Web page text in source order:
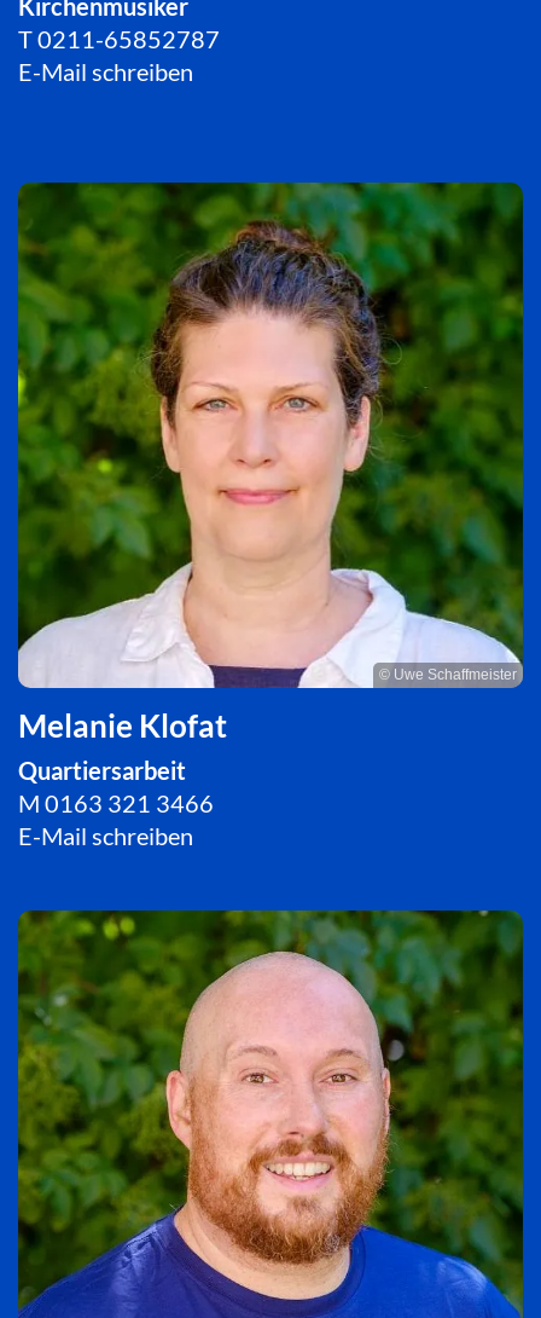
Kirchenmusiker
T0211-65852787
E-Mail schreiben
© Uwe Schaffmeister
Melanie Klofat
Quartiersarbeit
M 0163 321 3466
E-Mail schreiben